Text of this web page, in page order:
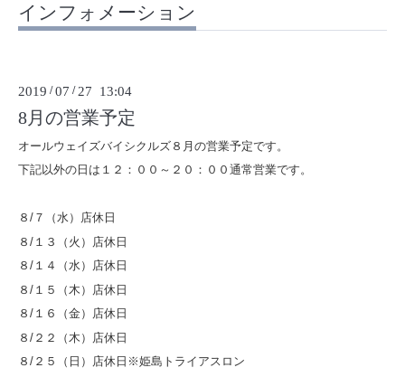
インフォメーション
2019 /07 / 27 13:04
8月の営業予定
オールウェイズバイシクルズ８月の営業予定です。
下記以外の日は１２：００～２０：００通常営業です。
８/７（水）店休日
８/１３（火）店休日
８/１４（水）店休日
８/１５（木）店休日
８/１６（金）店休日
８/２２（木）店休日
８/２５（日）店休日※姫島トライアスロン